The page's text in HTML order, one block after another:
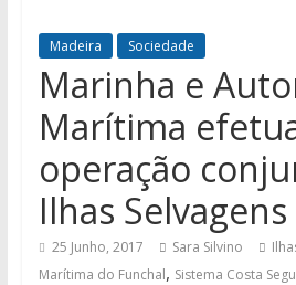
Madeira Sociedade
Marinha e
Marítima
operação
Ilhas Selvagens
25 Junho, 2017 Sara Silvino
Marítima do Funchal, Sistema Costa